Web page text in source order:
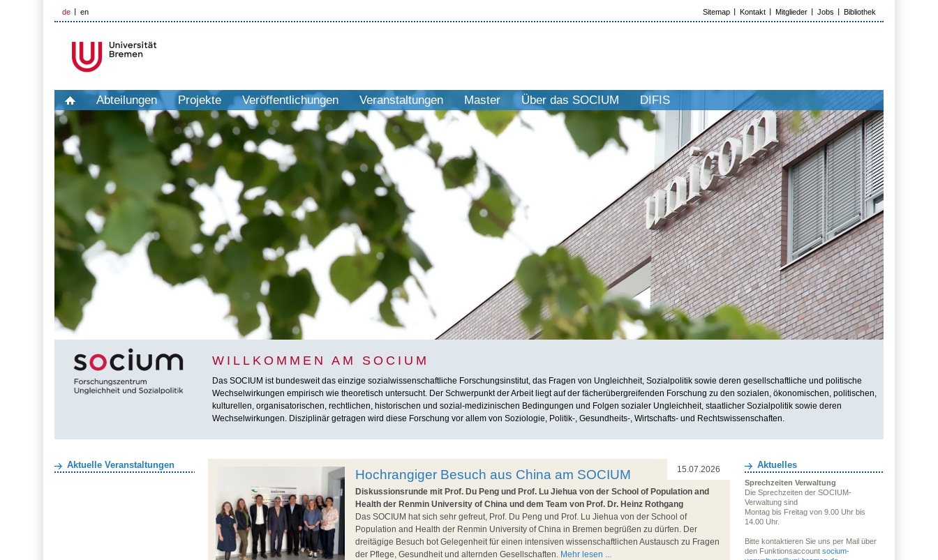
de en Sitemap Kontakt Mitglieder Jobs Bibliothek
Abteilungen Projekte Veröffentlichungen Veranstaltungen Master Über das SOCIUM DIFIS
WILLKOMMEN AM SOCIUM
Das SOCIUM ist bundesweit das einzige sozialwissenschaftliche Forschungsinstitut, das Fragen von Ungleichheit, Sozialpolitik sowie deren gesellschaftliche und politische
Wechselwirkungen empirisch wie theoretisch untersucht. Der Schwerpunkt der Arbeit liegt auf der fächerübergreifenden Forschung zu den sozialen, ökonomischen, politischen,
kulturellen, organisatorischen, rechtlichen, historischen und sozial-medizinischen Bedingungen und Folgen sozialer Ungleichheit, staatlicher Sozialpolitik sowie deren
Wechselwirkungen. Disziplinär getragen wird diese Forschung vor allem von Soziologie, Politik-, Gesundheits-, Wirtschafts- und Rechtswissenschaften.
Aktuelle Veranstaltungen 15.07.2026
Hochrangiger Besuch aus China am SOCIUM
Diskussionsrunde mit Prof. Du Peng und Prof. Lu Jiehua von der School of Population and
Health der Renmin University of China und dem Team von Prof. Dr. Heinz Rothgang
Das SOCIUM hat sich sehr gefreut, Prof. Du Peng und Prof. Lu Jiehua von der School of
Population and Health der Renmin University of China in Bremen begrüßen zu dürfen. Der
dreitägige Besuch bot Gelegenheit für einen intensiven wissenschaftlichen Austausch zu Fragen
der Pflege, Gesundheit und alternden Gesellschaften. Mehr lesen ...
Aktuelles
Sprechzeiten Verwaltung
Die Sprechzeiten der SOCIUM-
Verwaltung sind
Montag bis Freitag von 9.00 Uhr bis
14.00 Uhr.
Bitte kontaktieren Sie uns per Mail über
den Funktionsaccount socium-